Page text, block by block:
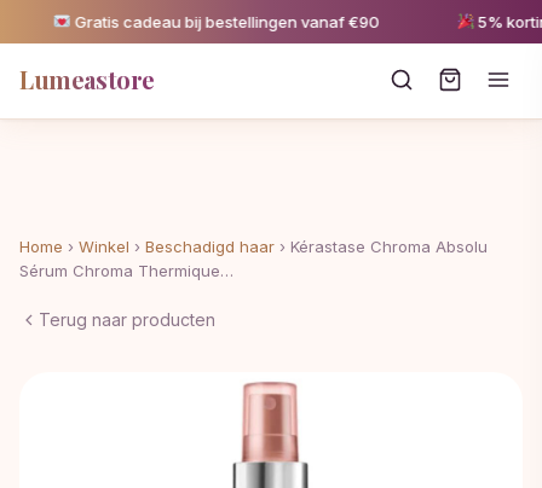
Gratis cadeau bij bestellingen vanaf €90 5% korting
Lumeastore
Home › Winkel › Beschadigd haar › Kérastase Chroma Absolu
Sérum Chroma Thermique…
Terug naar producten